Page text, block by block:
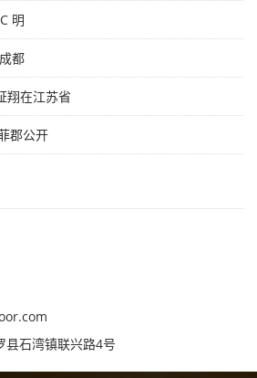
明
都
翔在江苏省
郡公开
县石湾镇联兴路4号